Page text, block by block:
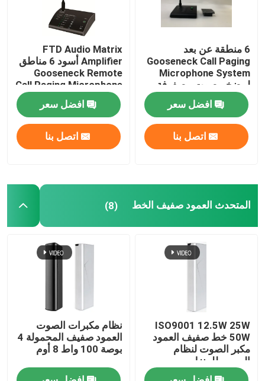
6 منطقة عن بعد
Gooseneck Call Paging
Microphone System
لمضخم صوت مصفوفة
افضل سعر
اتصل بنا
FTD Audio Matrix
Amplifier أسود 6 مناطق
Gooseneck Remote
Call Paging Microphone
أسود
افضل سعر
اتصل بنا
المتحدث العمود صفيف الخط (8)
ISO9001 12.5W 25W
50W خط صفيف العمود
مكبر الصوت لنظام
الصوت للمنزل
نظام مكبرات الصوت
العمود صفيف المحمولة 4
بوصة 100 واط 8 أوم